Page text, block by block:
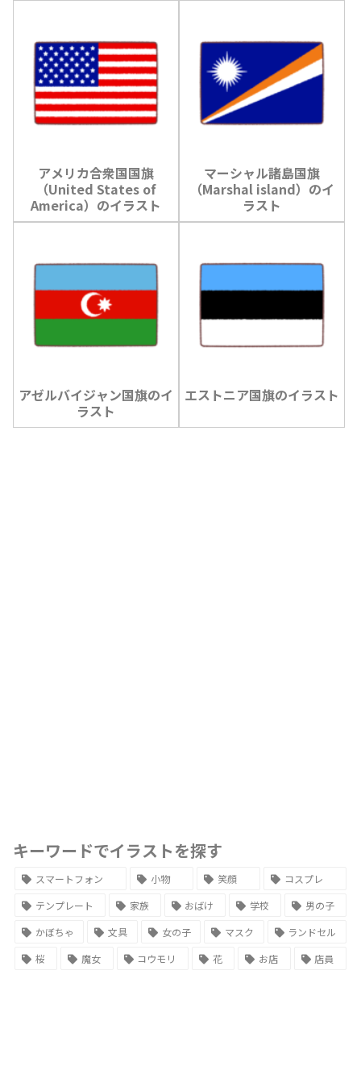
アメリカ合衆国国旗
（United States of
America）のイラスト
マーシャル諸島国旗
（Marshal island）のイ
ラスト
アゼルバイジャン国旗のイ
ラスト
エストニア国旗のイラスト
キーワードでイラストを探す
スマートフォン 小物 笑顔
コスプレ
テンプレート
家族 おばけ 学校
男の子
かぼちゃ
文具 女の子 マスク
ランドセル
桜
魔女 コウモリ 花 お店 店員